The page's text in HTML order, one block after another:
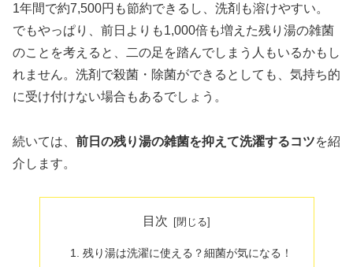
1年間で約7,500円も節約できるし、洗剤も溶けやすい。
でもやっぱり、前日よりも1,000倍も増えた残り湯の雑菌
のことを考えると、二の足を踏んでしまう人もいるかもし
れません。洗剤で殺菌・除菌ができるとしても、気持ち的
に受け付けない場合もあるでしょう。
続いては、 前日の残り湯の雑菌を抑えて洗濯するコツを紹
介します。
目次
残り湯は洗濯に使える？細菌が気になる！